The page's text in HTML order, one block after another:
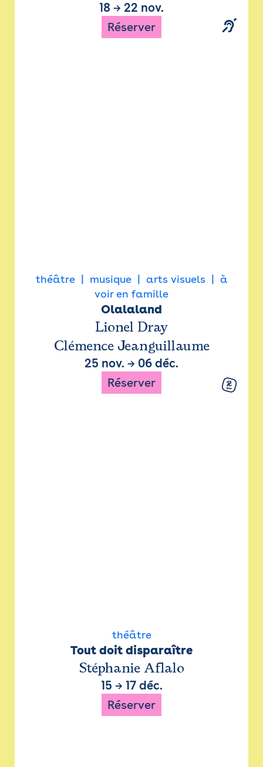
18 → 22 nov.
Réserver
théâtre musique arts visuels
à
voir en famille
Olalaland
Lionel Dray
Clémence Jeanguillaume
25 nov. → 06 déc.
Réserver
théâtre
Tout doit disparaître
Stéphanie Aflalo
15 → 17 déc.
Réserver